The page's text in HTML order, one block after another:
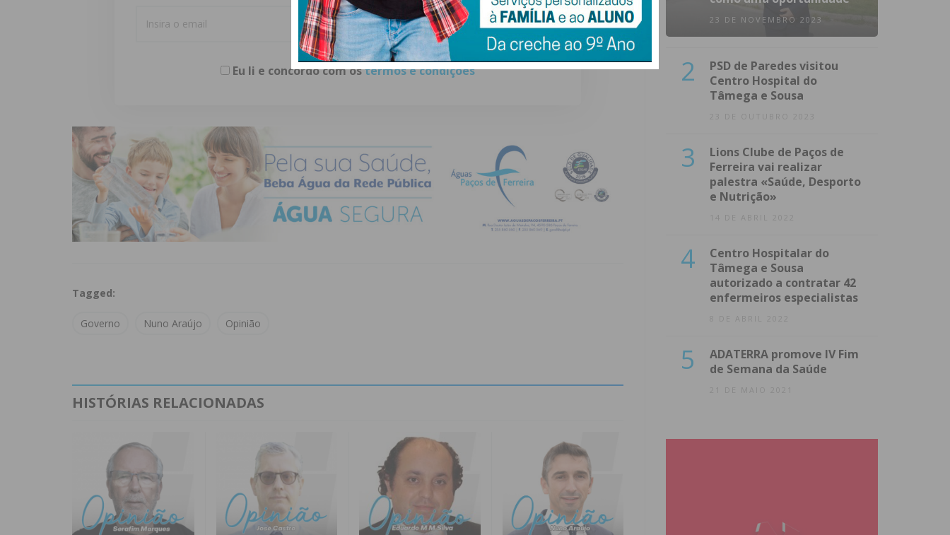
Eu li e concordo com ostermos e condições
Tagged:
Governo Nuno Araújo Opinião
HISTÓRIAS RELACIONADAS
23 DE NOVEMBRO 2023
2
PSD de Paredes visitou
Centro Hospital do
Tâmega e Sousa
23 DE OUTUBRO 2023
3
Lions Clube de Paços de
Ferreira vai realizar
palestra «Saúde, Desporto
e Nutrição»
14 DE ABRIL 2022
4
Centro Hospitalar do
Tâmega e Sousa
autorizado a contratar 42
enfermeiros especialistas
8 DE ABRIL 2022
5
ADATERRA promove IV Fim
de Semana da Saúde
21 DE MAIO 2021